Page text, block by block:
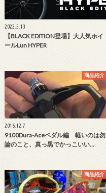
2022.5.13
【BLACK EDITION登場】大人気ホイ
ールLun HYPER
商品紹介
2016.12.7
9100Dura-Aceペダル編 軽いのは勿
論のこと、真っ黒でかっこいい…
商品紹介